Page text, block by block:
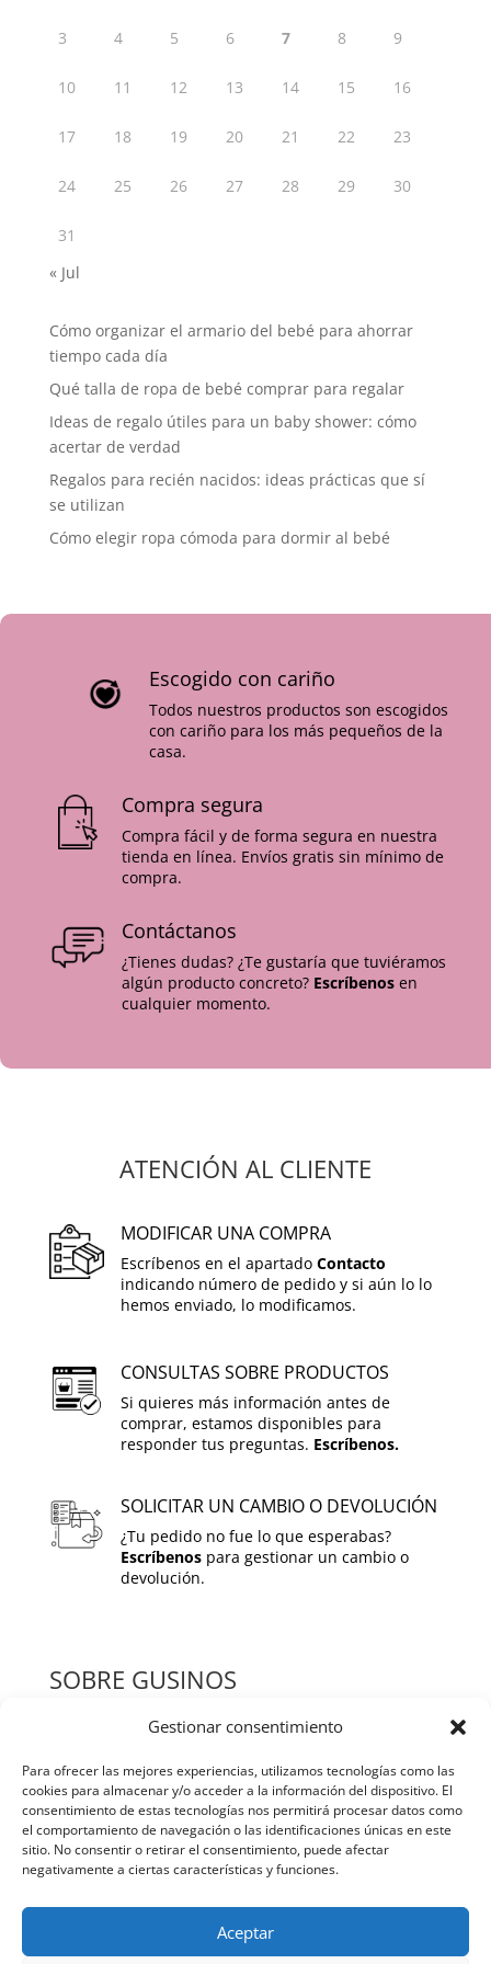
Gestionar consentimiento
Para ofrecer las mejores experiencias, utilizamos tecnologías como las
cookies para almacenar y/o acceder a la información del dispositivo. El
consentimiento de estas tecnologías nos permitirá procesar datos como
el comportamiento de navegación o las identificaciones únicas en este
sitio. No consentir o retirar el consentimiento, puede afectar
negativamente a ciertas características y funciones.
Aceptar
3 4 5 6 7 8 9
10 11 12 13 14 15 16
17 18 19 20 21 22 23
24 25 26 27 28 29 30
31
« Jul
Cómo organizar el armario del bebé para ahorrar
tiempo cada día
Qué talla de ropa de bebé comprar para regalar
Ideas de regalo útiles para un baby shower: cómo
acertar de verdad
Regalos para recién nacidos: ideas prácticas que sí
se utilizan
Cómo elegir ropa cómoda para dormir al bebé
Escogido con cariño
Todos nuestros productos son escogidos
con cariño para los más pequeños de la
casa.
Compra segura
Compra fácil y de forma segura en nuestra
tienda en línea. Envíos gratis sin mínimo de
compra.
Contáctanos
¿Tienes dudas? ¿Te gustaría que tuviéramos
algún producto concreto? Escríbenos en
cualquier momento.
ATENCIÓN AL CLIENTE
MODIFICAR UNA COMPRA
Escríbenos en el apartado Contacto
indicando número de pedido y si aún lo lo
hemos enviado, lo modificamos.
CONSULTAS SOBRE PRODUCTOS
Si quieres más información antes de
comprar, estamos disponibles para
responder tus preguntas. Escríbenos.
SOLICITAR UN CAMBIO O DEVOLUCIÓN
¿Tu pedido no fue lo que esperabas?
Escríbenospara gestionar un cambio o
devolución.
SOBRE GUSINOS
QUIENES SOMOS
TIENDA
BLOG